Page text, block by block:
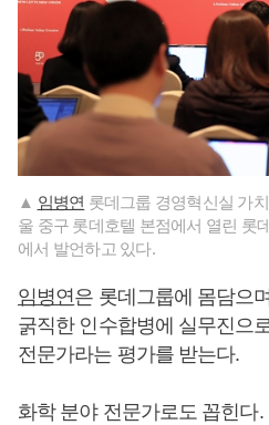
▲ 임병연 롯데그룹 경영혁신실 가
울 중구 롯데호텔 본점에서 열린 롯
에서 발언하고 있다.
임병연은 롯데그룹에 몸담으
굵직한 인수합병에 실무진으
전문가라는 평가를 받는다.
화학 분야 전문가로도 꼽힌다.